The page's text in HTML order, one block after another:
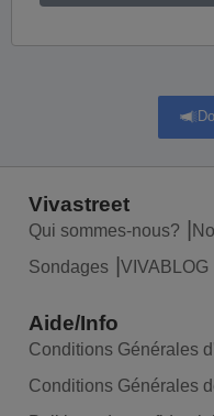
Vivastreet
Qui sommes-nous?
Sondages
VIVABLOG
Aide/Info
Conditions Générales
Conditions Générales